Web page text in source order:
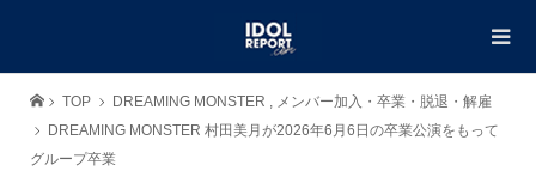
TOP DREAMING MONSTER , メンバー加入・卒業・脱退・解雇
DREAMING MONSTER 村田美月が2026年6月6日の卒業公演をもって
グループ卒業